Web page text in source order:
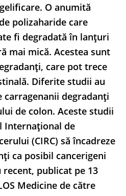
O anumită
polizaharide care
fi degradată în lanțuri
mai mică. Acestea sunt
care pot trece
Diferite studii au
degradanți
de colon. Aceste studii
Internațional de
(CIRC) să încadreze
ca posibil cancerigeni
publicat pe 13
Medicine de către